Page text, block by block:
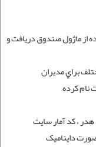
از ماژول صندوق دريافت و
براي مديران
نام کرده
، کد آمار سايت
دايناميک